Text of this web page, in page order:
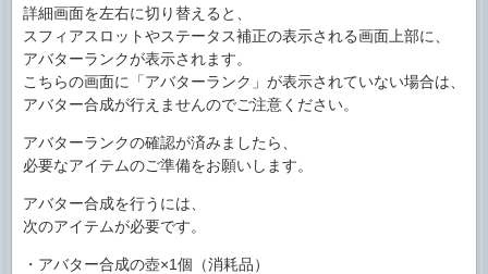
詳細画面を左右に切り替えると、
スフィアスロットやステータス補正の表示される画面上部に、
アバターランクが表示されます。
こちらの画面に「アバターランク」が表示されていない場合は、
アバター合成が行えませんのでご注意ください。
アバターランクの確認が済みましたら、
必要なアイテムのご準備をお願いします。
アバター合成を行うには、
次のアイテムが必要です。
・アバター合成の壺×1個（消耗品）